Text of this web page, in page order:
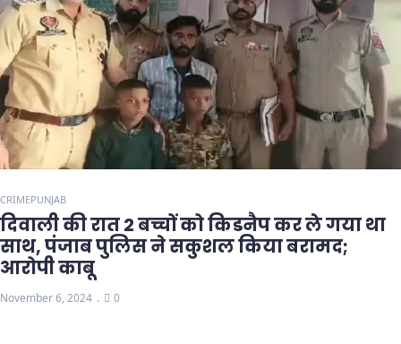
CRIMEPUNJAB
दिवाली की रात 2 बच्चों को किडनैप कर ले गया था
साथ, पंजाब पुलिस ने सकुशल किया बरामद;
आरोपी काबू
November 6, 2024 0